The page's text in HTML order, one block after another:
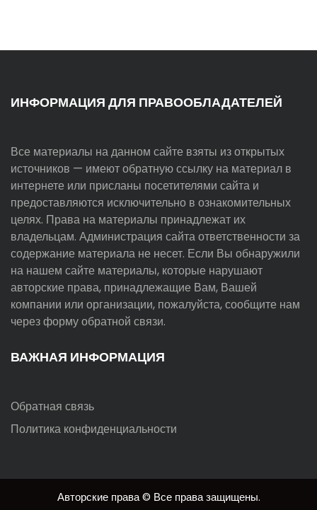
ИНФОРМАЦИЯ ДЛЯ ПРАВООБЛАДАТЕЛЕЙ
Все материалы на данном сайте взяты из открытых
источников — имеют обратную ссылку на материал в
интернете или присланы посетителями сайта и
предоставляются исключительно в ознакомительных
целях. Права на материалы принадлежат их
владельцам. Администрация сайта ответственности за
содержание материала не несет. Если Вы обнаружили
на нашем сайте материалы, которые нарушают
авторские права, принадлежащие Вам, Вашей
компании или организации, пожалуйста, сообщите нам
через форму обратной связи.
ВАЖНАЯ ИНФОРМАЦИЯ
Обратная связь
Политика конфиденциальности
Авторские права © Все права защищены.